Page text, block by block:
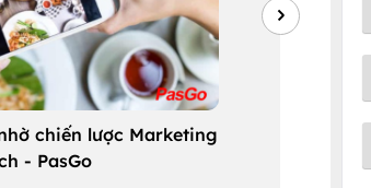
chiến lược Marketing
- PasGo